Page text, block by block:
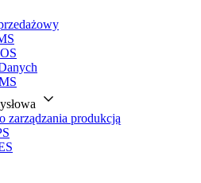
zarządzania produkcją